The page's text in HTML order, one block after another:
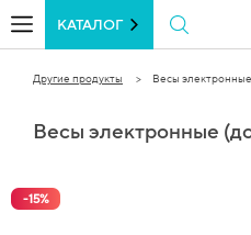
КАТАЛОГ
Другие продукты Весы электронные
Весы электронные
-15%